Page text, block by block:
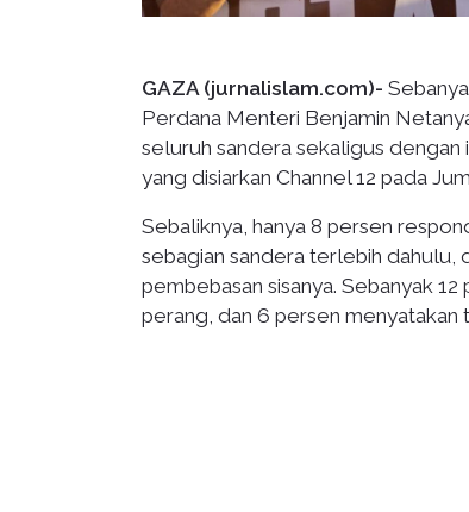
GAZA (jurnalislam.com)-
Perdana Menteri Benjamin
seluruh sandera sekaligus dengan
yang disiarkan Channel 12 pada
Sebaliknya, hanya 8 persen
sebagian sandera terlebih dahulu,
pembebasan sisanya. Sebanyak
perang, dan 6 persen menyatakan